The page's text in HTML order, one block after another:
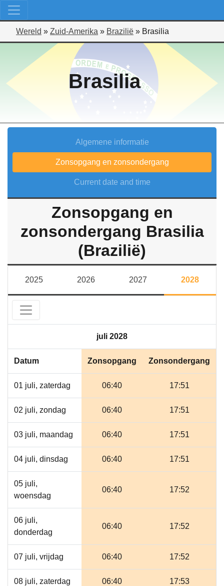
Wereld » Zuid-Amerika » Brazilië » Brasilia
Brasilia
Algemene informatie
Zonsopgang en zonsondergang
Current date and time
Zonsopgang en
zonsondergang Brasilia
(Brazilië)
2025 2026 2027 2028
juli 2028
Datum Zonsopgang Zonsondergang
01 juli, zaterdag 06:40 17:51
02 juli, zondag 06:40 17:51
03 juli, maandag 06:40 17:51
04 juli, dinsdag 06:40 17:51
05 juli,
woensdag
06:40 17:52
06 juli,
donderdag
06:40 17:52
07 juli, vrijdag 06:40 17:52
08 juli, zaterdag 06:40 17:53